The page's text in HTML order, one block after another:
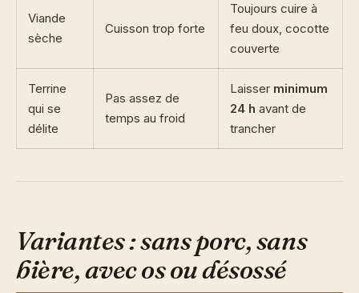
Viande
sèche
Cuisson trop forte
Toujours cuire à
feu doux, cocotte
couverte
Terrine
qui se
délite
Pas assez de
temps au froid
Laisser minimum
24 h avant de
trancher
Variantes : sans porc, sans
bière, avec os ou désossé